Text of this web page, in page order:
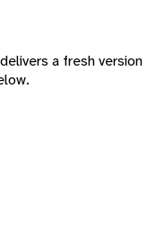
a fresh version